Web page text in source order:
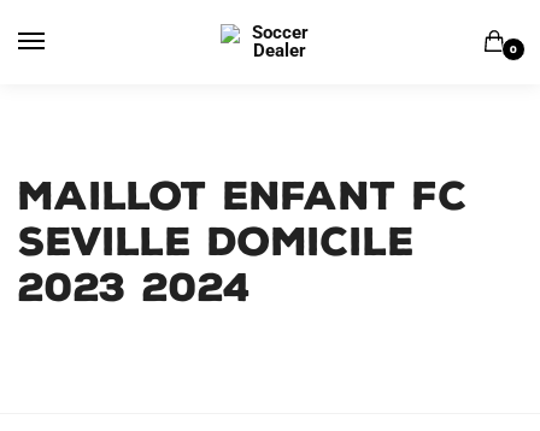
0
Maillot Enfant FC
Seville Domicile
2023 2024